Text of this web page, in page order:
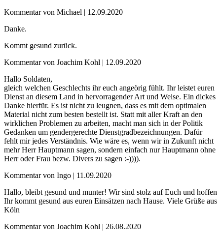
Kommentar von Michael | 12.09.2020
Danke.
Kommt gesund zurück.
Kommentar von Joachim Kohl | 12.09.2020
Hallo Soldaten,
gleich welchen Geschlechts ihr euch angeörig fühlt. Ihr leistet euren
Dienst an diesem Land in hervorragender Art und Weise. Ein dickes
Danke hierfür. Es ist nicht zu leugnen, dass es mit dem optimalen
Material nicht zum besten bestellt ist. Statt mit aller Kraft an den
wirklichen Problemen zu arbeiten, macht man sich in der Politik
Gedanken um gendergerechte Dienstgradbezeichnungen. Dafür
fehlt mir jedes Verständnis. Wie wäre es, wenn wir in Zukunft nicht
mehr Herr Hauptmann sagen, sondern einfach nur Hauptmann ohne
Herr oder Frau bezw. Divers zu sagen :-)))).
Kommentar von Ingo | 11.09.2020
Hallo, bleibt gesund und munter! Wir sind stolz auf Euch und hoffen
Ihr kommt gesund aus euren Einsätzen nach Hause. Viele Grüße aus
Köln
Kommentar von Joachim Kohl | 26.08.2020